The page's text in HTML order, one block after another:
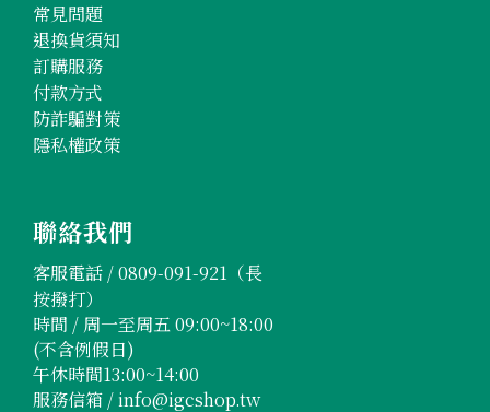
常見問題
退換貨須知
訂購服務
付款方式
防詐騙對策
隱私權政策
聯絡我們
客服電話 /0809-091-921 （長
按撥打）
時間 / 周一至周五 09:00~18:00
(不含例假日)
午休時間13:00~14:00
服務信箱 /info@igcshop.tw